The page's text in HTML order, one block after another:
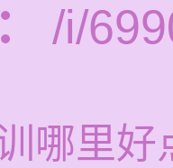
/i/
哪里好